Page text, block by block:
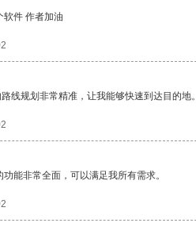
软件 作者加油
线规划非常精准，让我能够快速到达目的地。
功能非常全面，可以满足我所有需求。